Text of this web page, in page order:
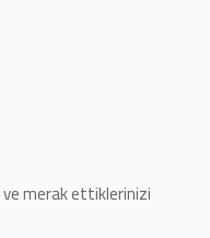
ve merak ettiklerinizi